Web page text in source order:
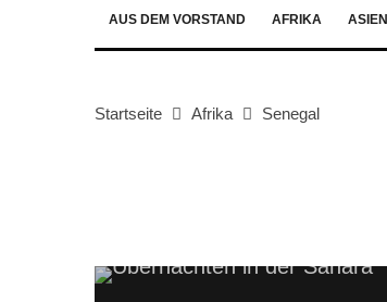
AUS DEM VORSTAND AFRIKA ASIEN
Startseite Afrika Senegal